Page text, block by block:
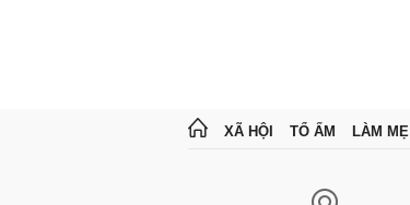
XÃ HỘI TỔ ẤM LÀM MẸ